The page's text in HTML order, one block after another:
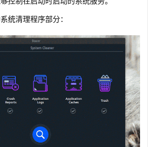
统清理程序部分：